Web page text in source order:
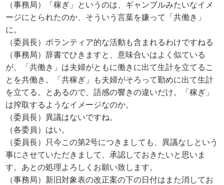
（事務局）「稼ぎ」というのは、ギャンブルみたいなイメ
ージにとられたのか、そういう言葉を嫌って「共働き」
に。
（委員長）ボランティア的な活動も含まれるわけですねる
（事務局）辞書でひきますと、意味合いはよく似ている
が、「共働き」は夫婦がともに働きに出て生計を立てるこ
とを共働き。「共稼ぎ」も夫婦がそろって勤めに出て生計
を立てる。とあるので、語感の響きの違いだけ。「稼ぎ」
は搾取するようなイメージなのか。
（委員長）異議はないですね。
（各委員）はい。
（委員長）只今この第2号につきましても、異議なしという
事にさせていただきまして、承認しておきたいと思いま
す。あとの処理よろしくお願い致します。
（事務局）新旧対象表の改正案の下の日付はまた消してお